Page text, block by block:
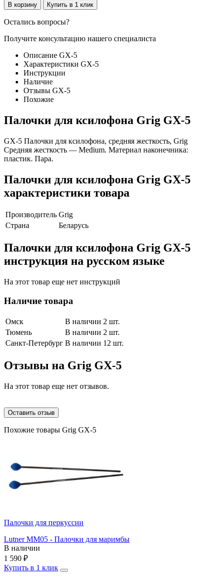
В корзину Купить в 1 клик
Остались вопросы?
Получите консультацию нашего специалиста
Описание GX-5
Характеристики GX-5
Инструкции
Наличие
Отзывы GX-5
Похожие
Палочки для ксилофона Grig GX-5
GX-5 Палочки для ксилофона, средняя жесткость, Grig
Средняя жесткость — Medium. Материал наконечника:
пластик. Пара.
Палочки для ксилофона Grig GX-5
характеристики товара
Производитель Grig
Страна
Беларусь
Палочки для ксилофона Grig GX-5
инструкция на русском языке
На этот товар еще нет инструкций
Наличие товара
Омск
В наличии 2 шт.
Тюмень
В наличии 2 шт.
Санкт-Петербург В наличии 12 шт.
Отзывы на Grig GX-5
На этот товар еще нет отзывов.
Оставить отзыв
Похожие товары Grig GX-5
Палочки для перкуссии
Lutner MM05 - Палочки для маримбы
В наличии
1 590 ₽
Купить в 1 клик